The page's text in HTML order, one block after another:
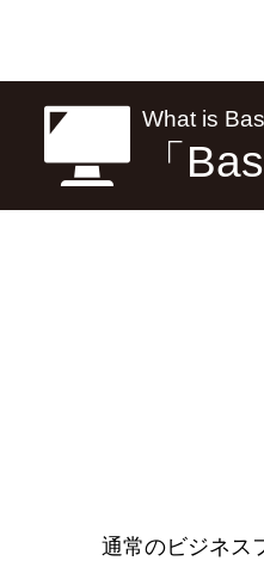
What is
「
通常のビジネス